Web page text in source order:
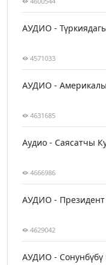
АУДИО -
4571033
АУДИО -
4631685
Аудио - Саясатчы
4666986
АУДИО -
4629042
АУДИО - Сонунбүбү